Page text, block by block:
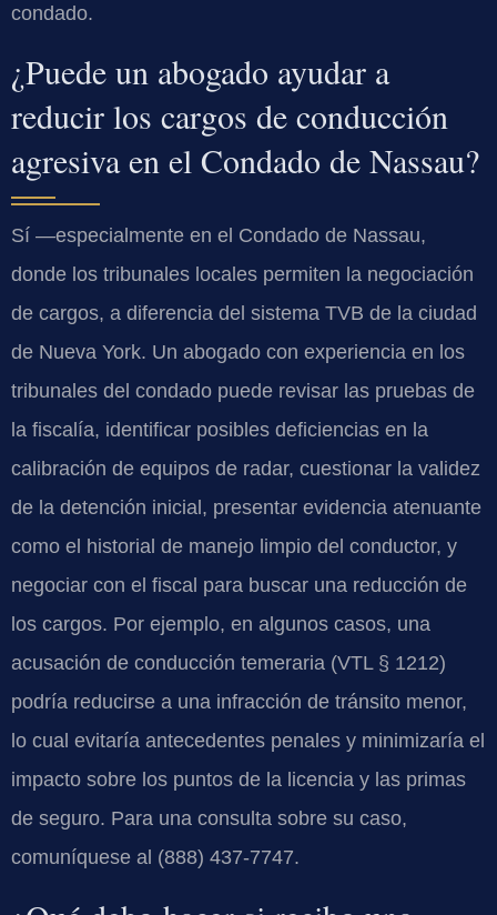
condado.
¿Puede un abogado ayudar a
reducir los cargos de conducción
agresiva en el Condado de Nassau?
Sí —especialmente en el Condado de Nassau,
donde los tribunales locales permiten la negociación
de cargos, a diferencia del sistema TVB de la ciudad
de Nueva York. Un abogado con experiencia en los
tribunales del condado puede revisar las pruebas de
la fiscalía, identificar posibles deficiencias en la
calibración de equipos de radar, cuestionar la validez
de la detención inicial, presentar evidencia atenuante
como el historial de manejo limpio del conductor, y
negociar con el fiscal para buscar una reducción de
los cargos. Por ejemplo, en algunos casos, una
acusación de conducción temeraria (VTL § 1212)
podría reducirse a una infracción de tránsito menor,
lo cual evitaría antecedentes penales y minimizaría el
impacto sobre los puntos de la licencia y las primas
de seguro. Para una consulta sobre su caso,
comuníquese al (888) 437-7747.